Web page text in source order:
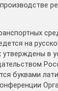
на
в
буквами